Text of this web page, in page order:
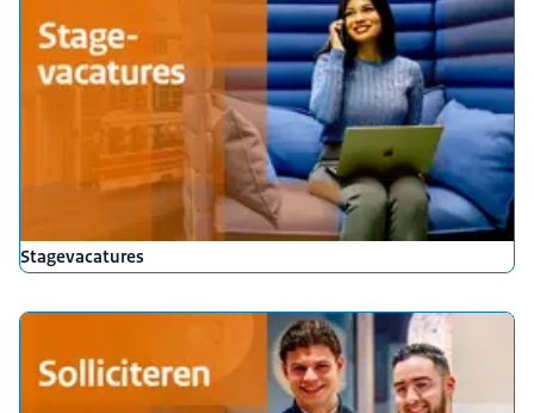
Stagevacatures